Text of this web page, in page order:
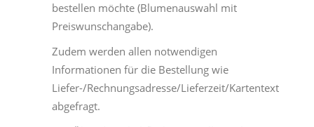
bestellen möchte (Blumenauswahl mit
Preiswunschangabe).
Zudem werden allen notwendigen
Informationen für die Bestellung wie
Liefer-/Rechnungsadresse/Lieferzeit/Kartentext
abgefragt.